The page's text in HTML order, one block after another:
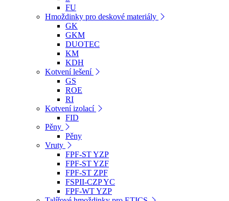
FU
Hmoždinky pro deskové materiály
GK
GKM
DUOTEC
KM
KDH
Kotvení lešení
GS
ROE
RI
Kotvení izolací
FID
Pěny
Pěny
Vruty
FPF-ST YZP
FPF-ST YZF
FPF-ST ZPF
FSPII-CZP YC
FPF-WT YZP